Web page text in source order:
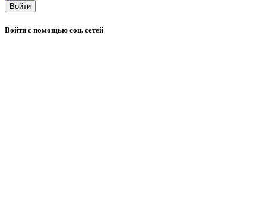
Войти
Войти с помощью соц. сетей